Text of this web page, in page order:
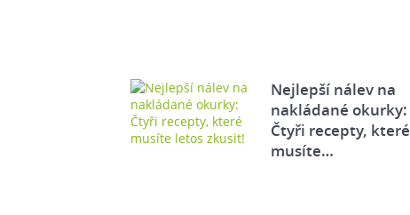
Nejlepší nálev na
nakládané okurky:
Čtyři recepty, které
musíte…